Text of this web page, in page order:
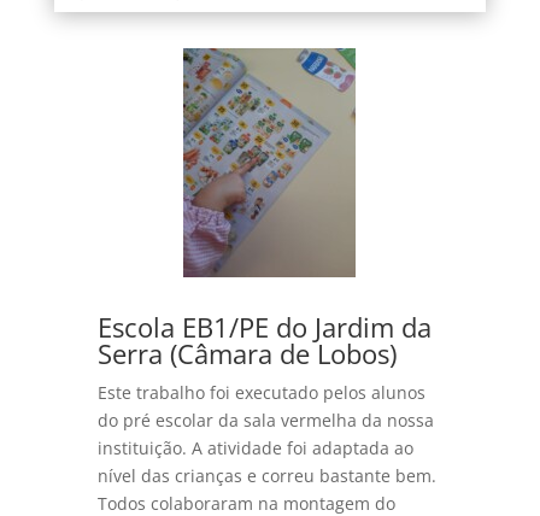
Escola EB1/PE do Jardim da
Serra (Câmara de Lobos)
Este trabalho foi executado pelos alunos
do pré escolar da sala vermelha da nossa
instituição. A atividade foi adaptada ao
nível das crianças e correu bastante bem.
Todos colaboraram na montagem do